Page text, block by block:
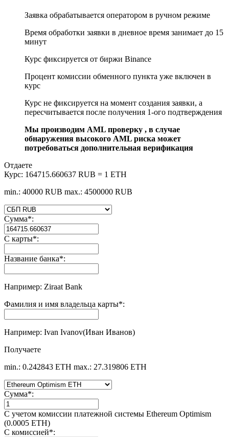
Заявка обрабатывается оператором в ручном режиме
Время обработки заявки в дневное время занимает до 15
минут
Курс фиксируется от биржи Binance
Процент комиссии обменного пункта уже включен в
курс
Курс не фиксируется на момент создания заявки, а
пересчитывается после получения 1-ого подтверждения
Мы производим AML проверку , в случае
обнаружения высокого AML риска может
потребоваться дополнительная верификация
Отдаете
Курс: 164715.660637 RUB = 1 ETH
min.: 40000 RUB max.: 4500000 RUB
Сумма*:
С карты*:
Название банка*:
Например: Ziraat Bank
Фамилия и имя владельца карты*:
Например: Ivan Ivanov(Иван Иванов)
Получаете
min.: 0.242843 ETH max.: 27.319806 ETH
Сумма*:
С учетом комиссии платежной системы Ethereum Optimism
(0.0005 ETH)
С комиссией*: